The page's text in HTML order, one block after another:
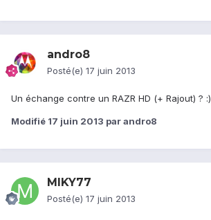
andro8
Posté(e) 17 juin 2013
Un échange contre un RAZR HD (+ Rajout) ? :)
Modifié 17 juin 2013 par andro8
MIKY77
Posté(e) 17 juin 2013